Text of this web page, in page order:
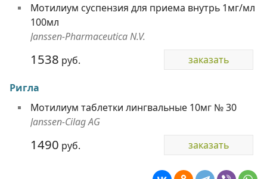
Мотилиум суспензия для приема внутрь 1мг/мл
100мл
Janssen-Pharmaceutica N.V.
1538 руб. заказать
Ригла
Мотилиум таблетки лингвальные 10мг № 30
Janssen-Cilag AG
1490 руб. заказать